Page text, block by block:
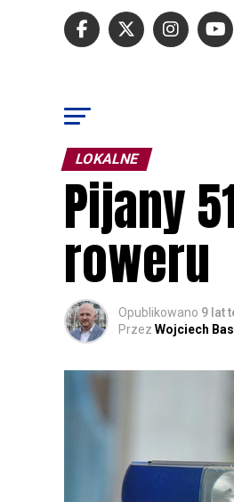
LOKALNE
Pijany
roweru
Opublikowano 9 lat
Przez Wojciech